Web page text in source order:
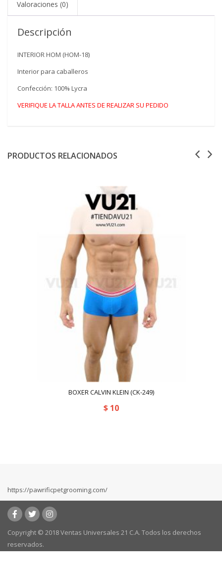
Valoraciones (0)
Descripción
INTERIOR HOM (HOM-18)
Interior para caballeros
Confección: 100% Lycra
VERIFIQUE LA TALLA ANTES DE REALIZAR SU PEDIDO
PRODUCTOS RELACIONADOS
BOXER CALVIN KLEIN (CK-249)
$10
https://pawrificpetgrooming.com/
Copyright © 2018 Ventas Universales 21 C.A. Todos los derechos
reservados.